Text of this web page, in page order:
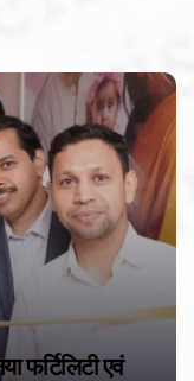
फर्टिलिटी एवं